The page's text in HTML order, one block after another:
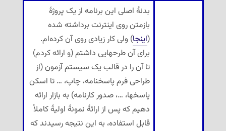
بدنهٔ اصلی این برنامه از یک پروژهٔ
بازمتن روی اینترنت برداشته شده
(اینجا) ولی کار زیادی روی آن کرده‌ام.
برای آن طرحهایی داشتم (و ارائه کردم)
تا آن را در قالب یک سیستم آزمون (از
طراحی فرم پاسخنامه، چاپ، … تا اسکن
پاسخها، …، صدور کارنامه) به بازار ارائه
دهیم که پس از ارائهٔ نمونهٔ اولیهٔ کاملاً
قابل استفاده، به این نتیجه رسیدند که